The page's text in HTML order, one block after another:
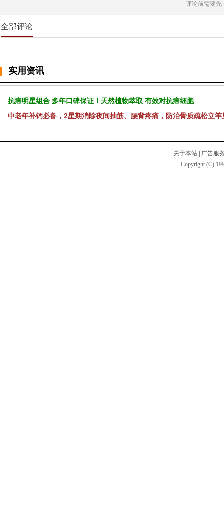
评论前需要先
全部评论
实用资讯
抗癌明星组合 多年口碑保证！天然植物萃取 有效对抗癌细胞
中老年补钙必备，2星期消除夜间抽筋、腰背疼痛，防治骨质疏松立竿
关于本站
广告服
Copyright (C)